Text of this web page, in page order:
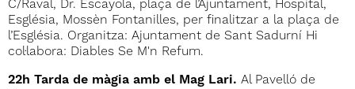
C/Raval, Dr. Escayola, plaça de l’Ajuntament, Hospital,
Església, Mossèn Fontanilles, per finalitzar a la plaça de
l’Església. Organitza: Ajuntament de Sant Sadurní Hi
col·labora: Diables Se M'n Refum.
22h Tarda de màgia amb el Mag Lari. Al Pavelló de